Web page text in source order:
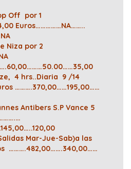
Off por 1
Euros……………NA……..
Niza por 2
4 hrs..Diaria 9 /14
……….370,00……195,00……
Antibers S.P Vance 5
Mar-Jue-Sab)a las
……….482,00…….340,00……